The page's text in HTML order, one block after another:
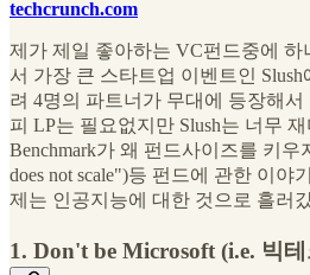
techcrunch.com
제가 제일 좋아하는 VC펀드중에 하
서 가장 큰 스타트업 이벤트인
려 4명의 파트너가 무대에 등장해
피 LP는 필요없지만 Slush는 너무
Benchmark가 왜 펀드사이즈를 키우
does not scale")등 펀드에 관한 이야
제는 인공지능에 대한 것으로 흘러
1. Don't be Microsoft (i.e. 빅